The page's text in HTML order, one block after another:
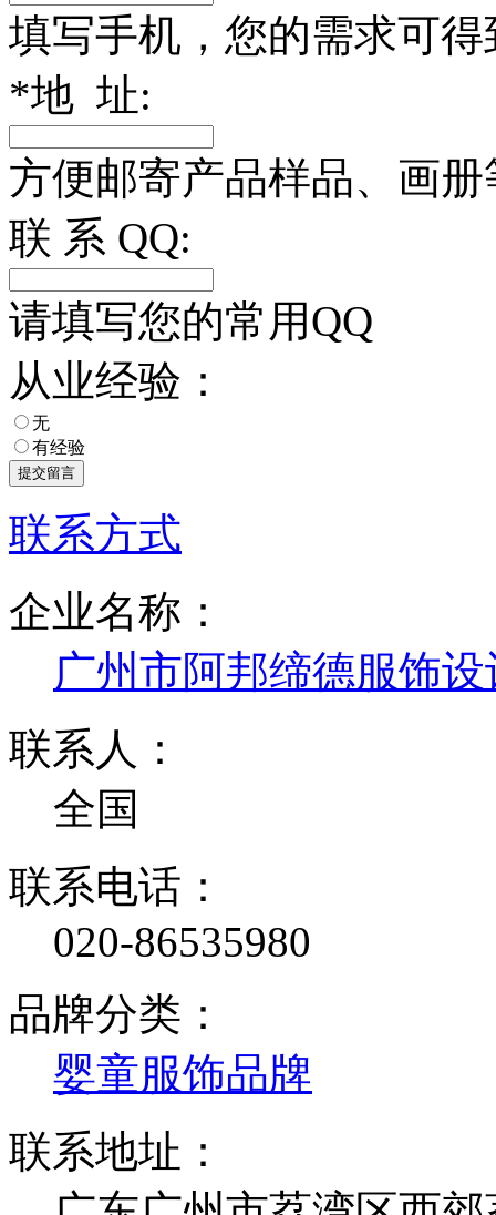
填写手机，您的需求可
*地 址:
方便邮寄产品样品、画
联 系 QQ:
请填写您的常用QQ
从业经验：
无
有经验
联系方式
企业名称：
广州市阿邦缔德服饰
联系人：
全国
联系电话：
020-86535980
品牌分类：
婴童服饰品牌
联系地址：